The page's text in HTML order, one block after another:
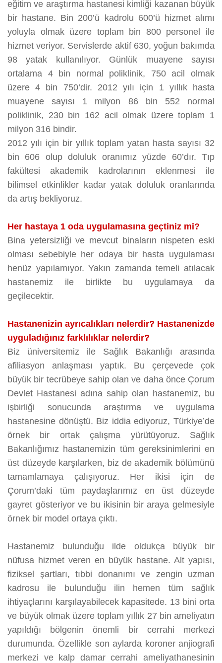
eğitim ve araştırma hastanesi kimliği kazanan büyük
bir hastane. Bin 200’ü kadrolu 600’ü hizmet alımı
yoluyla olmak üzere toplam bin 800 personel ile
hizmet veriyor. Servislerde aktif 630, yoğun bakımda
98 yatak kullanılıyor. Günlük muayene sayısı
ortalama 4 bin normal poliklinik, 750 acil olmak
üzere 4 bin 750’dir. 2012 yılı için 1 yıllık hasta
muayene sayısı 1 milyon 86 bin 552 normal
poliklinik, 230 bin 162 acil olmak üzere toplam 1
milyon 316 bindir.
2012 yılı için bir yıllık toplam yatan hasta sayısı 32
bin 606 olup doluluk oranımız yüzde 60’dır. Tıp
fakültesi akademik kadrolarının eklenmesi ile
bilimsel etkinlikler kadar yatak doluluk oranlarında
da artış bekliyoruz.
Her hastaya 1 oda uygulamasına geçtiniz mi?
Bina yetersizliği ve mevcut binaların nispeten eski
olması sebebiyle her odaya bir hasta uygulaması
henüz yapılamıyor. Yakın zamanda temeli atılacak
hastanemiz ile birlikte bu uygulamaya da
geçilecektir.
Hastanenizin ayrıcalıkları nelerdir? Hastanenizde
uyguladığınız farklılıklar nelerdir?
Biz üniversitemiz ile Sağlık Bakanlığı arasında
afiliasyon anlaşması yaptık. Bu çerçevede çok
büyük bir tecrübeye sahip olan ve daha önce Çorum
Devlet Hastanesi adına sahip olan hastanemiz, bu
işbirliği sonucunda araştırma ve uygulama
hastanesine dönüştü. Biz iddia ediyoruz, Türkiye’de
örnek bir ortak çalışma yürütüyoruz. Sağlık
Bakanlığımız hastanemizin tüm gereksinimlerini en
üst düzeyde karşılarken, biz de akademik bölümünü
tamamlamaya çalışıyoruz. Her ikisi için de
Çorum’daki tüm paydaşlarımız en üst düzeyde
gayret gösteriyor ve bu ikisinin bir araya gelmesiyle
örnek bir model ortaya çıktı.
Hastanemiz bulunduğu ilde oldukça büyük bir
nüfusa hizmet veren en büyük hastane. Alt yapısı,
fiziksel şartları, tıbbi donanımı ve zengin uzman
kadrosu ile bulunduğu ilin hemen tüm sağlık
ihtiyaçlarını karşılayabilecek kapasitede. 13 bini orta
ve büyük olmak üzere toplam yıllık 27 bin ameliyatın
yapıldığı bölgenin önemli bir cerrahi merkezi
durumunda. Özellikle son aylarda koroner anjiografi
merkezi ve kalp damar cerrahi ameliyathanesinin